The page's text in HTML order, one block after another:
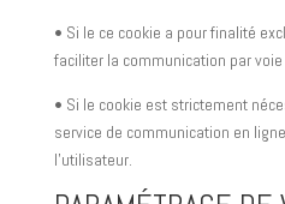
• Si le ce cookie a pour finalité
faciliter la communication par
• Si le cookie est strictement
service de communication en
l’utilisateur.